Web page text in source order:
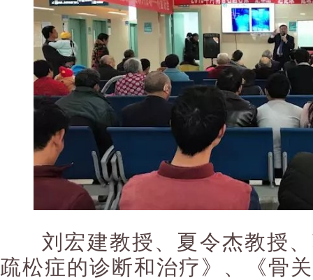
刘宏建教授、夏令杰教授
疏松症的诊断和治疗》、《骨